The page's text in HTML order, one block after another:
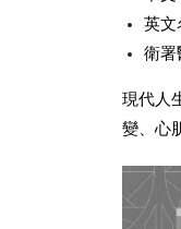
英文
衛署
現代人
變、心